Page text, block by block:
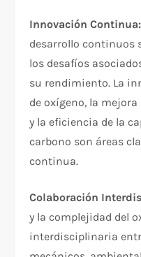
Innovación Continua:
desarrollo continuos
los desafíos
su rendimiento. La
de oxígeno, la
y la eficiencia de la
carbono son áreas
continua.
Colaboración
y la complejidad del
interdisciplinaria